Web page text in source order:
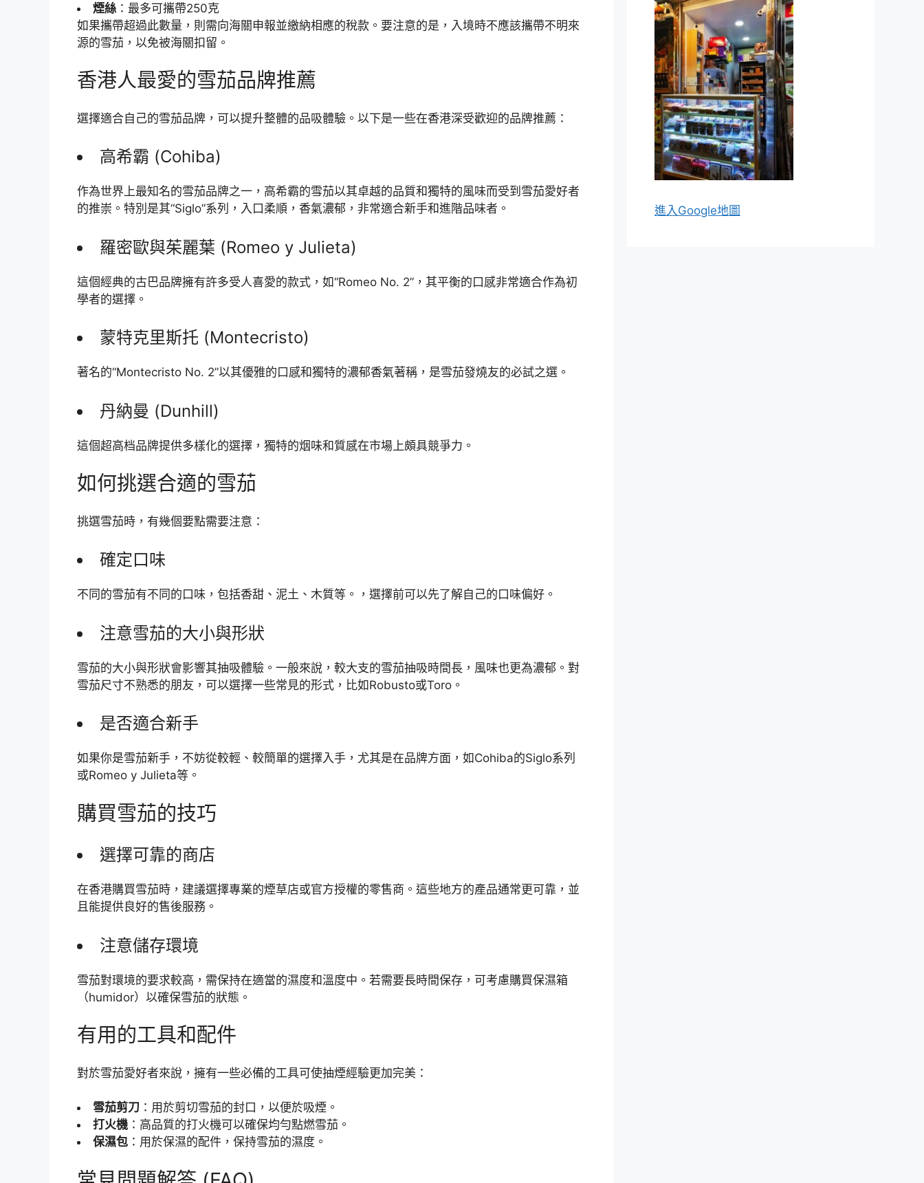
煙絲 ：最多可攜帶250克
如果攜帶超過此數量，則需向海關申報並繳納相應的稅款。要注意的是，入境時不應該攜帶不明來
源的雪茄，以免被海關扣留。
香港人最愛的雪茄品牌推薦
選擇適合自己的雪茄品牌，可以提升整體的品吸體驗。以下是一些在香港深受歡迎的品牌推薦：
高希霸 (Cohiba)
作為世界上最知名的雪茄品牌之一，高希霸的雪茄以其卓越的品質和獨特的風味而受到雪茄愛好者
的推崇。特別是其“Siglo”系列，入口柔順，香氣濃郁，非常適合新手和進階品味者。
羅密歐與茱麗葉 (Romeo y Julieta)
這個經典的古巴品牌擁有許多受人喜愛的款式，如“Romeo No. 2”，其平衡的口感非常適合作為初
學者的選擇。
蒙特克里斯托 (Montecristo)
著名的“Montecristo No. 2”以其優雅的口感和獨特的濃郁香氣著稱，是雪茄發燒友的必試之選。
丹納曼 (Dunhill)
這個超高档品牌提供多樣化的選擇，獨特的烟味和質感在市場上頗具競爭力。
如何挑選合適的雪茄
挑選雪茄時，有幾個要點需要注意：
確定口味
不同的雪茄有不同的口味，包括香甜、泥土、木質等。，選擇前可以先了解自己的口味偏好。
注意雪茄的大小與形狀
雪茄的大小與形狀會影響其抽吸體驗。一般來說，較大支的雪茄抽吸時間長，風味也更為濃郁。對
雪茄尺寸不熟悉的朋友，可以選擇一些常見的形式，比如Robusto或Toro。
是否適合新手
如果你是雪茄新手，不妨從較輕、較簡單的選擇入手，尤其是在品牌方面，如Cohiba的Siglo系列
或Romeo y Julieta等。
購買雪茄的技巧
選擇可靠的商店
在香港購買雪茄時，建議選擇專業的煙草店或官方授權的零售商。這些地方的產品通常更可靠，並
且能提供良好的售後服務。
注意儲存環境
雪茄對環境的要求較高，需保持在適當的濕度和溫度中。若需要長時間保存，可考慮購買保濕箱
（humidor）以確保雪茄的狀態。
有用的工具和配件
對於雪茄愛好者來說，擁有一些必備的工具可使抽煙經驗更加完美：
雪茄剪刀 ：用於剪切雪茄的封口，以便於吸煙。
打火機 ：高品質的打火機可以確保均勻點燃雪茄。
保濕包 ：用於保濕的配件，保持雪茄的濕度。
進入Google地圖